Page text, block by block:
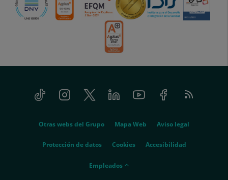
Tiktok InstagramTwitter LinkedinYoutube FacebookFeed
RSS
Otras webs del Grupo Mapa Web Aviso legal
Protección de datos Cookies Accesibilidad
empleados
Empleados